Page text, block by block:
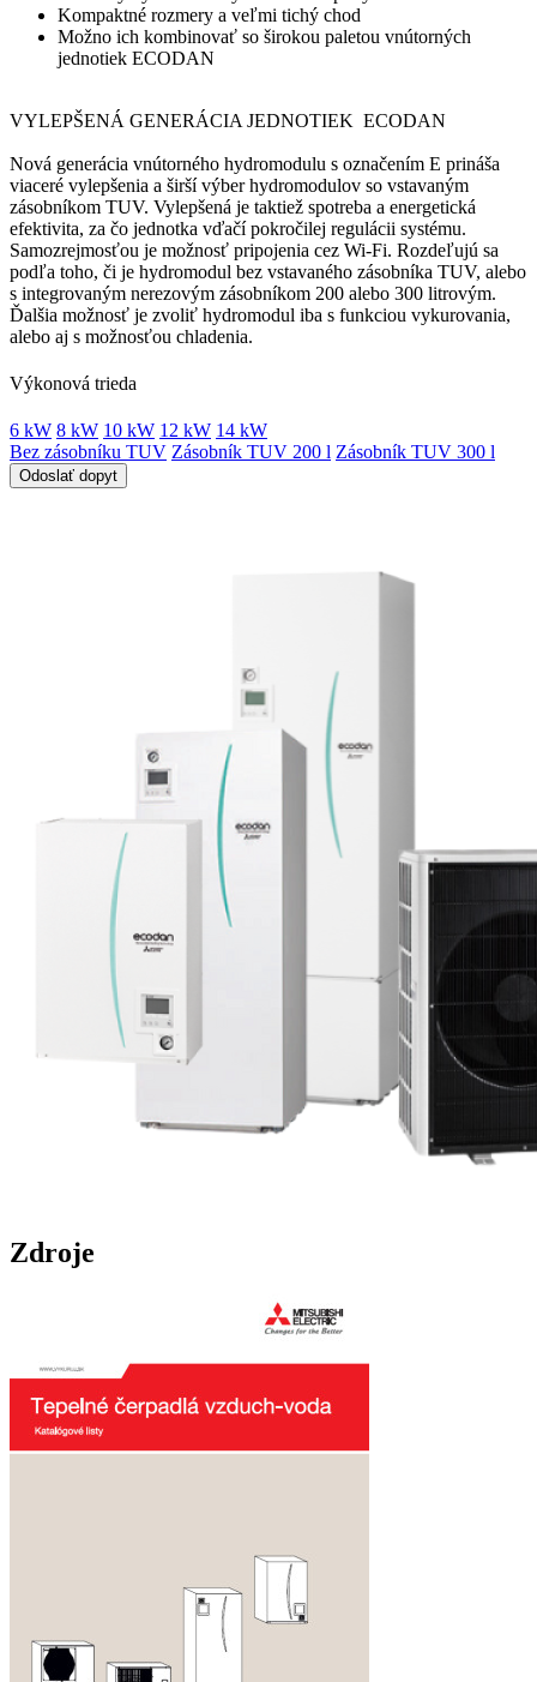
Kompaktné rozmery a veľmi tichý chod
Možno ich kombinovať so širokou paletou vnútorných
jednotiek ECODAN
VYLEPŠENÁ GENERÁCIA JEDNOTIEK ECODAN
Nová generácia vnútorného hydromodulu s označením E prináša
viaceré vylepšenia a širší výber hydromodulov so vstavaným
zásobníkom TUV. Vylepšená je taktiež spotreba a energetická
efektivita, za čo jednotka vďačí pokročilej regulácii systému.
Samozrejmosťou je možnosť pripojenia cez Wi-Fi. Rozdeľujú sa
podľa toho, či je hydromodul bez vstavaného zásobníka TUV, alebo
s integrovaným nerezovým zásobníkom 200 alebo 300 litrovým.
Ďalšia možnosť je zvoliť hydromodul iba s funkciou vykurovania,
alebo aj s možnosťou chladenia.
Výkonová trieda
6 kW 8 kW 10 kW 12 kW 14 kW
Bez zásobníku TUV Zásobník TUV 200 l Zásobník TUV 300 l
Odoslať dopyt
Zdroje